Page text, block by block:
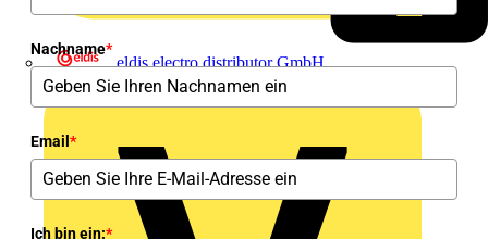
eldis electro distributor GmbH
Nachname*
Email *
Ich bin ein:*